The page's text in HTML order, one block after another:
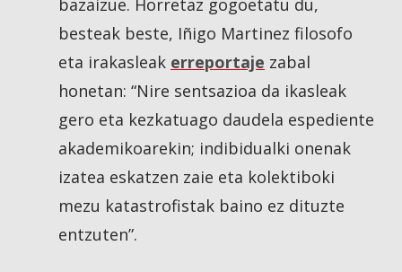
bazaizue. Horretaz gogoetatu du,
besteak beste, Iñigo Martinez filosofo
eta irakasleak erreportaje zabal
honetan: “Nire sentsazioa da ikasleak
gero eta kezkatuago daudela espediente
akademikoarekin; indibidualki onenak
izatea eskatzen zaie eta kolektiboki
mezu katastrofistak baino ez dituzte
entzuten”.